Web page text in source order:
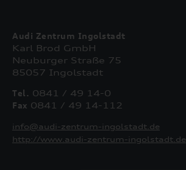
Audi Zentrum Ingolstadt
Karl Brod GmbH
Neuburger Straße 75
85057 Ingolstadt
Tel. 0841 / 49 14-0
Fax 0841 / 49 14-112
info@audi-zentrum-ingolstadt.de
http://www.audi-zentrum-ingolstadt.de